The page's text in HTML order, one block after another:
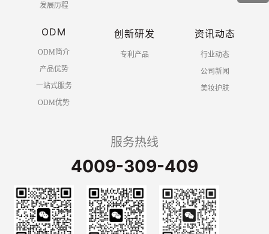
发展历程
ODM
ODM简介
产品优势
一站式服务
ODM优势
创新研发
专利产品
资讯动态
行业动态
公司新闻
美妆护肤
服务热线
4009-309-409